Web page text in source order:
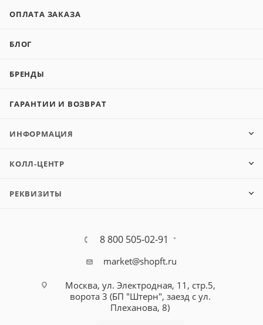
ОПЛАТА ЗАКАЗА
БЛОГ
БРЕНДЫ
ГАРАНТИИ И ВОЗВРАТ
ИНФОРМАЦИЯ
КОЛЛ-ЦЕНТР
РЕКВИЗИТЫ
8 800 505-02-91
market@shopft.ru
Москва, ул. Электродная, 11, стр.5,
ворота 3 (БП "Штерн", заезд с ул.
Плеханова, 8)